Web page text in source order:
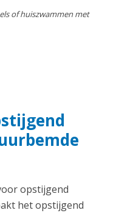
of huiszwammen met
opstijgend
het opstijgend